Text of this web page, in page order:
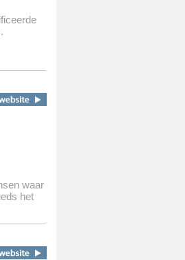
waar
het